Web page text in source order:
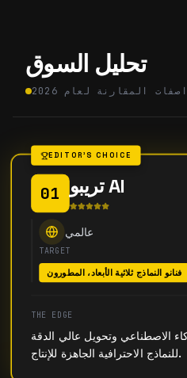
تحليل السوق
المقارنة لعام 2026
EDITOR'S CHOICE
01 تريبو AI
عالمي
TARGET
فنانو النماذج ثلاثية الأبعاد، المطورون
THE EDGE
الاصطناعي وتحويل عالي الدقة
للنماذج الاحترافية الجاهزة للإنتاج.